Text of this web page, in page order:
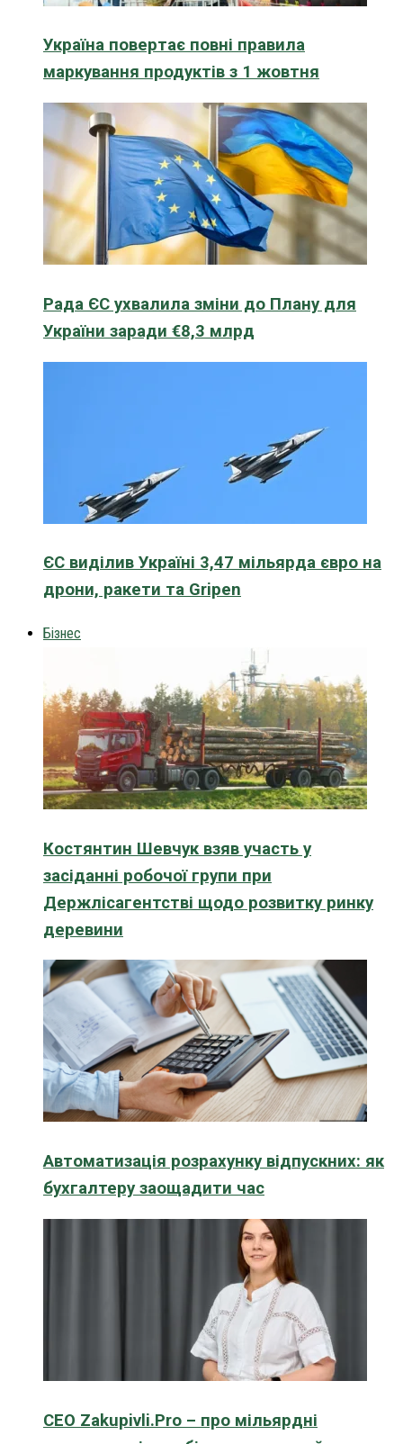
Україна повертає повні правила
маркування продуктів з 1 жовтня
Рада ЄС ухвалила зміни до Плану для
України заради €8,3 млрд
ЄС виділив Україні 3,47 мільярда євро на
дрони, ракети та Gripen
Бізнес
Костянтин Шевчук взяв участь у
засіданні робочої групи при
Держлісагентстві щодо розвитку ринку
деревини
Автоматизація розрахунку відпускних: як
бухгалтеру заощадити час
CEO Zakupivli.Pro – про мільярдні